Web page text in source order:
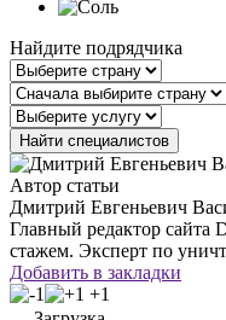
Найдите подрядчика
Автор статьи
Дмитрий Евгеньевич
Главный редактор сайта
стажем. Эксперт по
Добавить в закладки
+1